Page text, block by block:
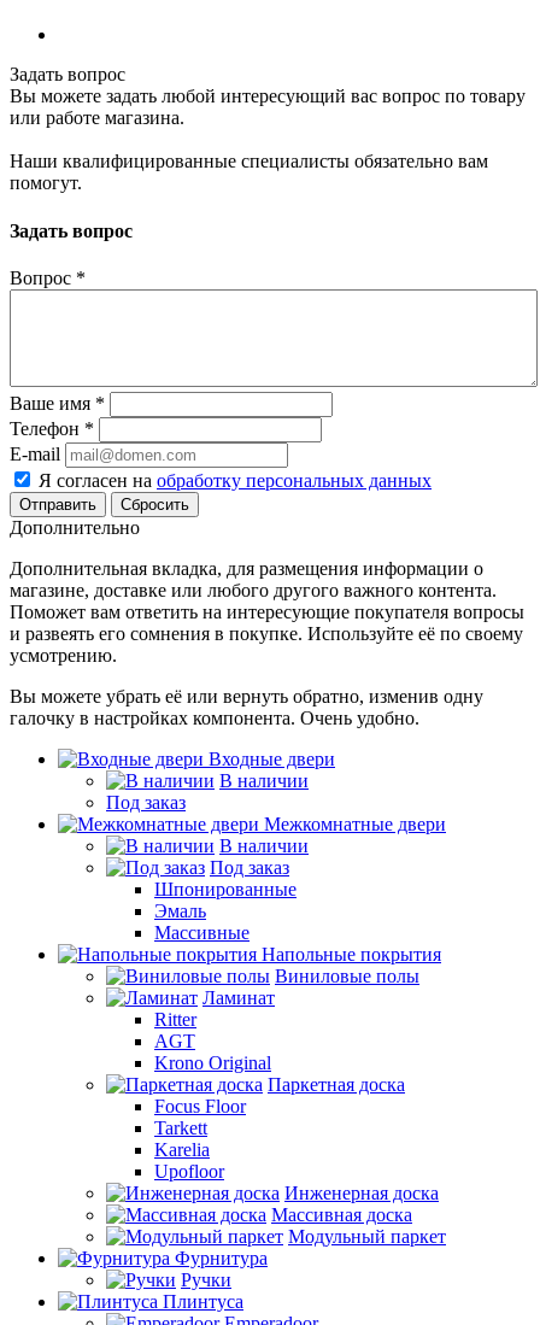
Задать вопрос
Вы можете задать любой интересующий вас вопрос по товару
или работе магазина.
Наши квалифицированные специалисты обязательно вам
помогут.
Задать вопрос
Вопрос *
Ваше имя *
Телефон *
E-mail
Я согласен на обработку персональных данных
Сбросить
Дополнительно
Дополнительная вкладка, для размещения информации о
магазине, доставке или любого другого важного контента.
Поможет вам ответить на интересующие покупателя вопросы
и развеять его сомнения в покупке. Используйте её по своему
усмотрению.
Вы можете убрать её или вернуть обратно, изменив одну
галочку в настройках компонента. Очень удобно.
Входные двери
В наличии
Под заказ
Межкомнатные двери
В наличии
Под заказ
Шпонированные
Эмаль
Массивные
Напольные покрытия
Виниловые полы
Ламинат
Ritter
AGT
Krono Original
Паркетная доска
Focus Floor
Tarkett
Karelia
Upofloor
Инженерная доска
Массивная доска
Модульный паркет
Фурнитура
Ручки
Плинтуса